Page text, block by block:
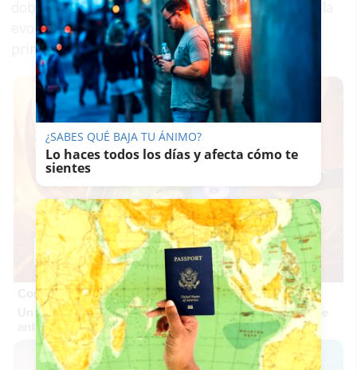
doble, la de quitarme la espinita y la de mostrar la
evolución de 11 años de carrera tras aquella
primera actuación.
Corepunk MMORPG
Un verdadero MMORPG de la vieja escuela ¡Cómo los de
antes, pero mejor!
¿SABES QUÉ BAJA TU ÁNIMO?
Lo haces todos los días y afecta cómo te
sientes